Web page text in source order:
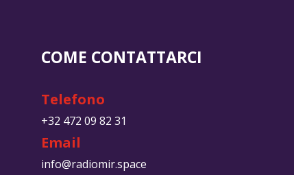
COME CONTATTARCI
Telefono
+32 472 09 82 31
Email
info@radiomir.space